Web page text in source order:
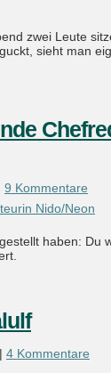
zwei Leute
sieht man
9 Kommentare
haben: Du
| 4 Kommentare